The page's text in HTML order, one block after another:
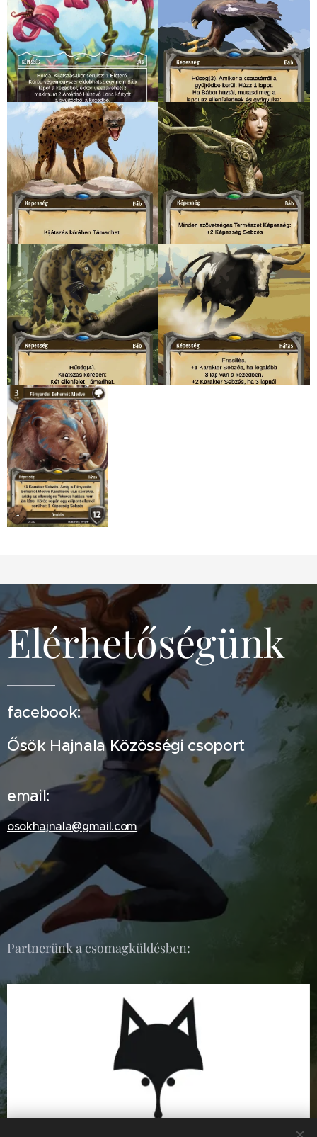
Elérhetőségünk
facebook:
Ősök Hajnala Közösségi csoport
email:
osokhajnala@gmail.com
Partnerünk a csomagküldésben: